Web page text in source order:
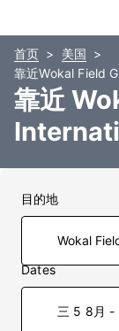
首页
美国
靠近Wokal Field
靠近
目的地
Dates
三 5 8月 -